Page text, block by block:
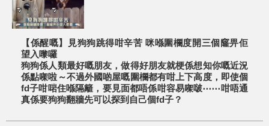
【係醒嘅】見狗狗跳得咁辛苦 咪喺圍欄度開三個窿畀佢
望入嚟囉
狗狗係人類最好嘅朋友，做得好朋友就梗係想知你嘅近況
係點㗎啦～不過外國啲屋嘅圍欄都有咁上下高度，即使個
fd子咁啱住喺隔籬，要見面都唔係咁容易㗎啵⋯⋯咁唔通
真係要狗狗翻牆先可以探到自己個fd子？